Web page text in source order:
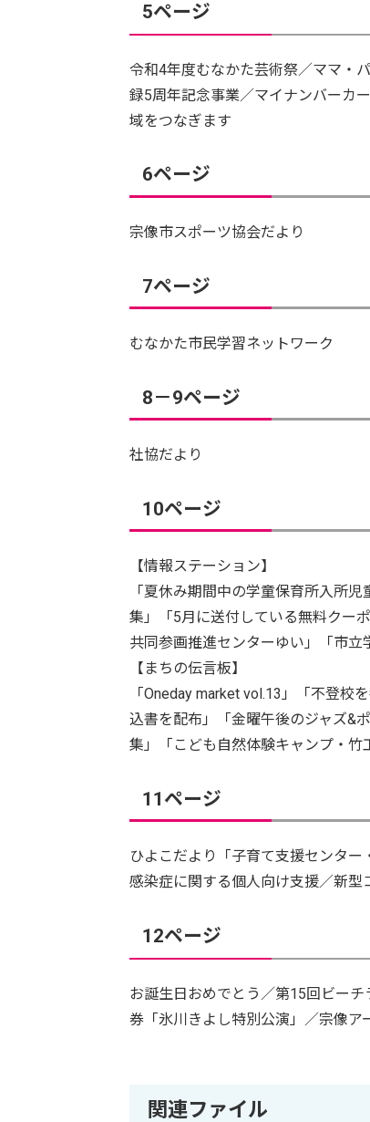
5ページ
令和4年度むなかた芸術祭／ママ・
録5周年記念事業／マイナンバーカ
域をつなぎます
6ページ
宗像市スポーツ協会だより
7ページ
むなかた市民学習ネットワーク
8－9ページ
社協だより
10ページ
【情報ステーション】
「夏休み期間中の学童保育所入所
集」「5月に送付している無料クー
共同参画推進センターゆい」「市立
【まちの伝言板】
「Oneday market vol.13」「不登
込書を配布」「金曜午後のジャズ&
集」「こども自然体験キャンプ・竹
11ページ
ひよこだより「子育て支援センタ
感染症に関する個人向け支援／新
12ページ
お誕生日おめでとう／第15回ビー
券「氷川きよし特別公演」／宗像
関連ファイル